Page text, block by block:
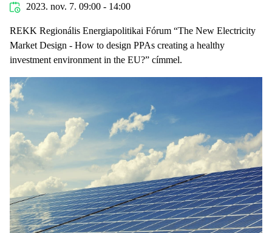
2023. nov. 7. 09:00 - 14:00
REKK Regionális Energiapolitikai Fórum “The New Electricity
Market Design - How to design PPAs creating a healthy
investment environment in the EU?” címmel.